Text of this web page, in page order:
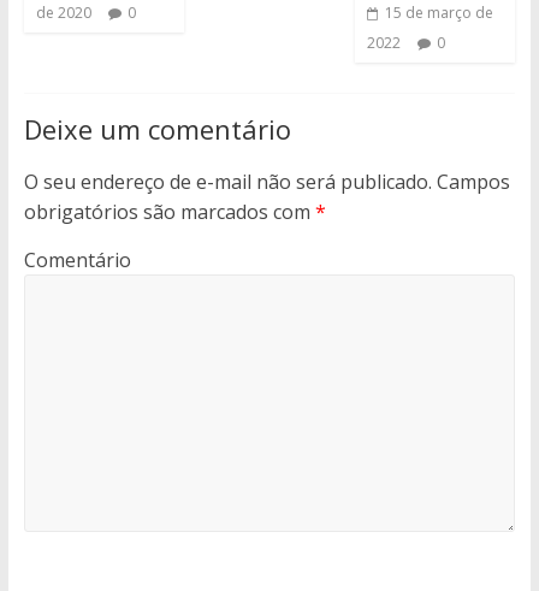
de 2020
0
15 de março de
2022
0
Deixe um comentário
O seu endereço de e-mail não será publicado. Campos
obrigatórios são marcados com *
Comentário